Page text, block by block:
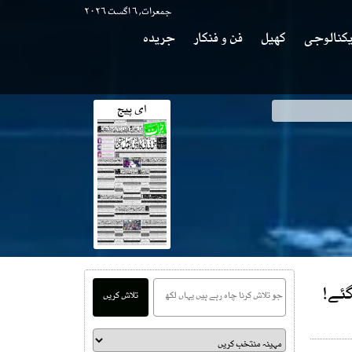
جمعرات, ۶ اگست ۲۰۲۶
کھیل فن و فنکار
جریدہ
ای پیج
تلاش کریں